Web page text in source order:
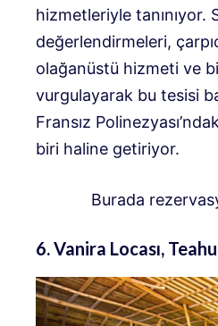
hizmetleriyle tanınıyor.
değerlendirmeleri,
olağanüstü hizmeti ve
vurgulayarak bu tesisi
Fransız
biri haline getiriyor.
Burada
6. Vanira Locası,